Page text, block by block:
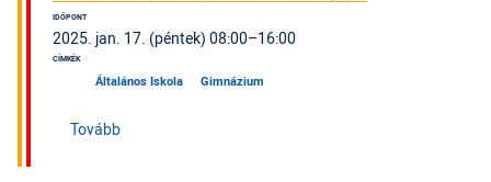
IDŐPONT
2025. jan. 17. (péntek) 08:00–16:00
CÍMKÉK
Általános Iskola Gimnázium
Tovább(Az első félév utolsó napja)